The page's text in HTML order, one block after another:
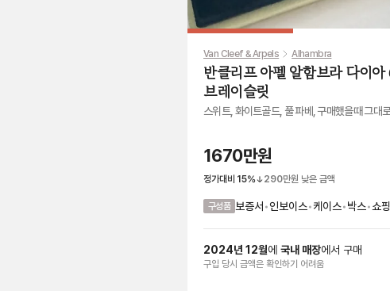
Van Cleef & Arpels Alhambra
반클리프 아펠 알함브라 다이아
브레이슬릿
스위트, 화이트골드, 풀 파베, 구매했을때 그대로
1670만원
정가대비 15% 290만원 낮은 금액
구성품 보증서 •인보이스•케이스•박스•쇼
2024년 12월에 국내 매장에서 구매
구입 당시 금액은 확인하기 어려움